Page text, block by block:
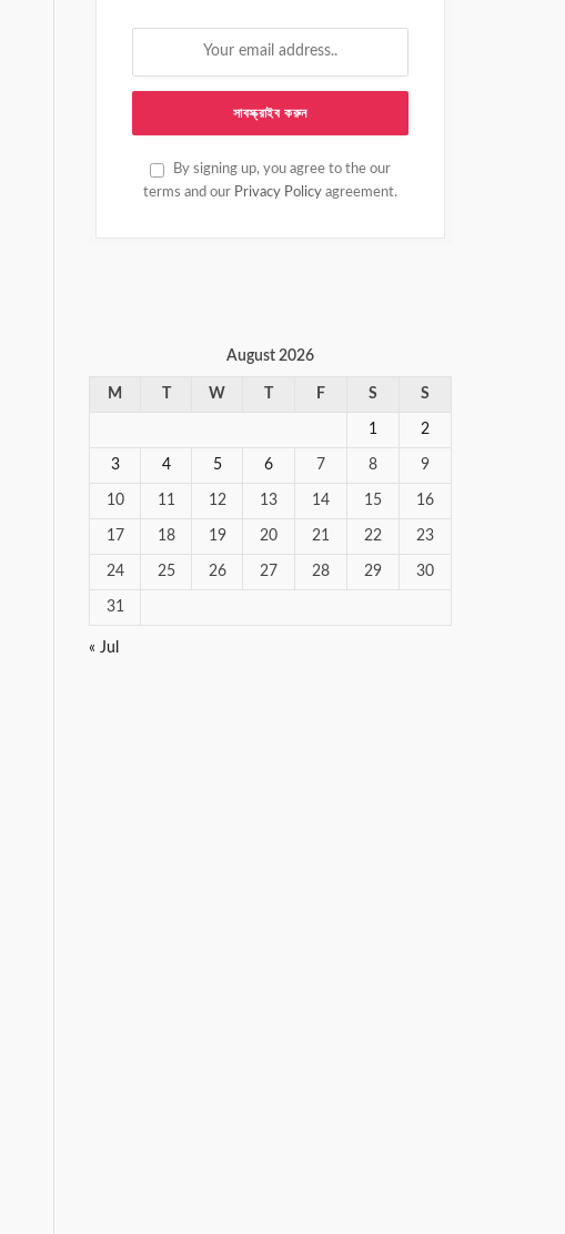
By signing up, you agree to the our
terms and our Privacy Policy agreement.
August 2026
M W F S S
1 2
3 4 5 6 7 8 9
10 11 12 13 14 15 16
17 18 19 20 21 22 23
24 25 26 27 28 29 30
31
« Jul